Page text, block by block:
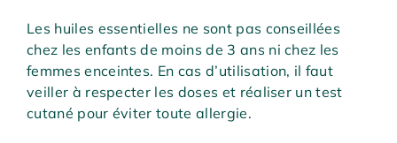
Les huiles essentielles ne sont pas conseillées
chez les enfants de moins de 3 ans ni chez les
femmes enceintes. En cas d’utilisation, il faut
veiller à respecter les doses et réaliser un test
cutané pour éviter toute allergie.